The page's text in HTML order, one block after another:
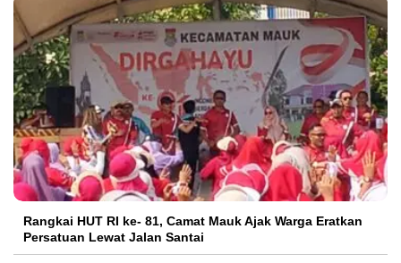
Rangkai HUT RI ke- 81, Camat Mauk Ajak Warga Eratkan
Persatuan Lewat Jalan Santai